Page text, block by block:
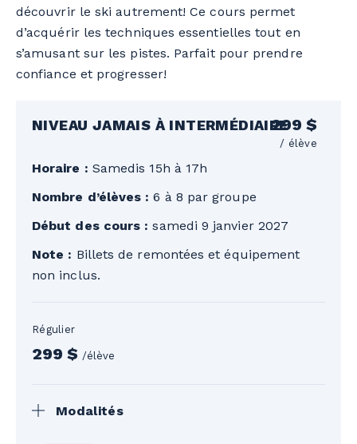
découvrir le ski autrement! Ce cours permet
d’acquérir les techniques essentielles tout en
s’amusant sur les pistes. Parfait pour prendre
confiance et progresser!
NIVEAU JAMAIS À INTERMÉDIAIRE299 $
/ élève
Horaire : Samedis 15h à 17h
Nombre d’élèves : 6 à 8 par groupe
Début des cours : samedi 9 janvier 2027
Note : Billets de remontées et équipement
non inclus.
Régulier
299 $/élève
Modalités